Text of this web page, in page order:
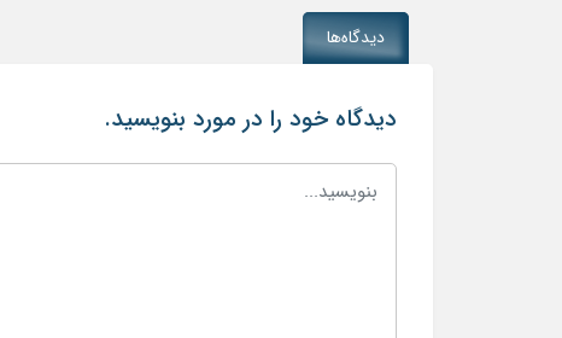
دیدگاه‌ها
دیدگاه خود را در مورد بنویسید.